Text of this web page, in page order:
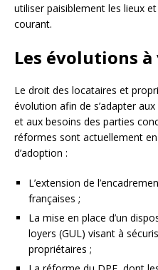
utiliser paisiblement les lieux
courant.
Les évolutions
Le droit des locataires et
évolution afin de s’adapter
et aux besoins des parties
réformes sont actuellement
d’adoption :
L’extension de
françaises ;
La mise en place d’un
loyers (GUL) visant à
propriétaires ;